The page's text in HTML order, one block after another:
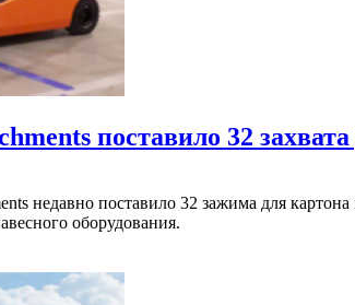
поставило 32
недавно поставило 32 зажима для
оборудования.